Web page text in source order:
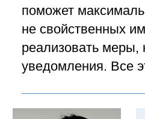
поможет
не свойственных
реализовать меры,
уведомления. Все